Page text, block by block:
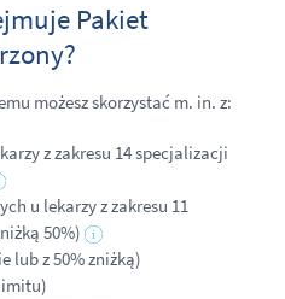
Pakiet
możesz skorzystać m. in. z:
z zakresu 14 specjalizacji
u lekarzy z zakresu 11
50%)
lub z 50% zniżką)